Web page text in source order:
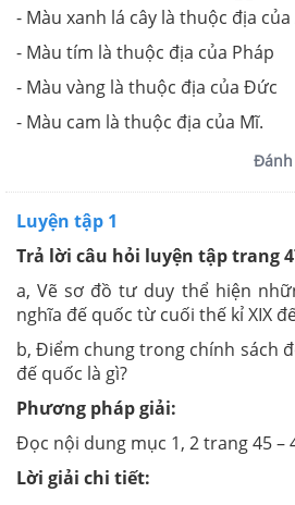
- Màu xanh lá cây là thuộc địa của
- Màu tím là thuộc địa của Pháp
- Màu vàng là thuộc địa của Đức
- Màu cam là thuộc địa của Mĩ.
Luyện tập 1
Trả lời câu hỏi luyện tập trang
a, Vẽ sơ đồ tư duy thể hiện
nghĩa đế quốc từ cuối thế kỉ XIX
b, Điểm chung trong chính sách
đế quốc là gì?
Phương pháp giải:
Đọc nội dung mục 1, 2 trang 45 –
Lời giải chi tiết: